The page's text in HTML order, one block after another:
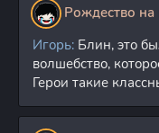
Рождество на
Игорь: Блин, это
волшебство,
Герои такие